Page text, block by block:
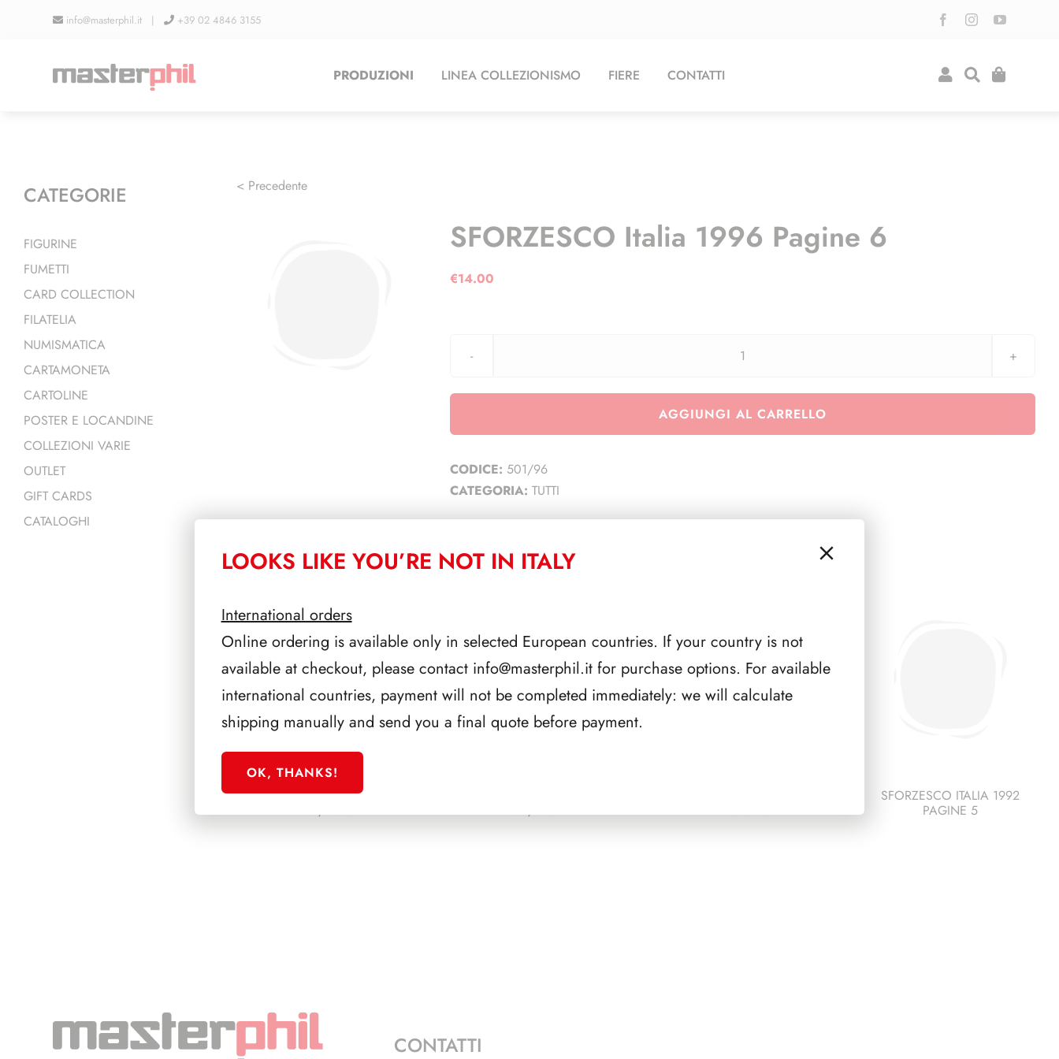
info@masterphil.it | +39 02 4846 3155
PRODUZIONI LINEA COLLEZIONISMO FIERE CONTATTI
< Precedente
SFORZESCO Italia 1996 Pagine 6
€14.00
SFORZESCO
1996
AGGIUNGI AL CARRELLO
CODICE: 501/96
CATEGORIA: TUTTI
PRODOTTI CORRELATI
PRESIDENZA EINAUDI
1948/1955
1955/1962
PAGINE 6
SFORZESCO ITALIA 1992
PAGINE 5
CATEGORIE
FIGURINE
FUMETTI
CARD COLLECTION
FILATELIA
NUMISMATICA
CARTAMONETA
CARTOLINE
POSTER E LOCANDINE
COLLEZIONI VARIE
OUTLET
GIFT CARDS
CATALOGHI
CONTATTI
LOOKS LIKE YOU’RE NOT IN ITALY
International orders
Online ordering is available only in selected European countries. If your country is not
available at checkout, please contact info@masterphil.itfor purchase options. For available
international countries, payment will not be completed immediately: we will calculate
shipping manually and send you a final quote before payment.
OK, THANKS!